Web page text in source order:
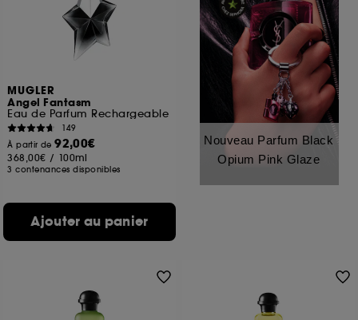
MUGLER
Angel Fantasm
Eau de Parfum Rechargeable
149
À partir de92,00€
368,00€ / 100ml
3 contenances disponibles
Ajouter au panier
Nouveau Parfum Black
Opium Pink Glaze